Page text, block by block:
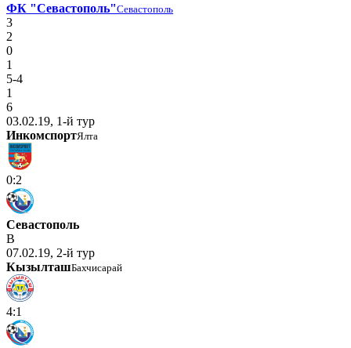
ФК "Севастополь"Севастополь
3
2
0
1
5-4
1
6
03.02.19, 1-й тур
ИнкомспортЯлта
0:2
Севастополь
В
07.02.19, 2-й тур
КызылташБахчисарай
4:1